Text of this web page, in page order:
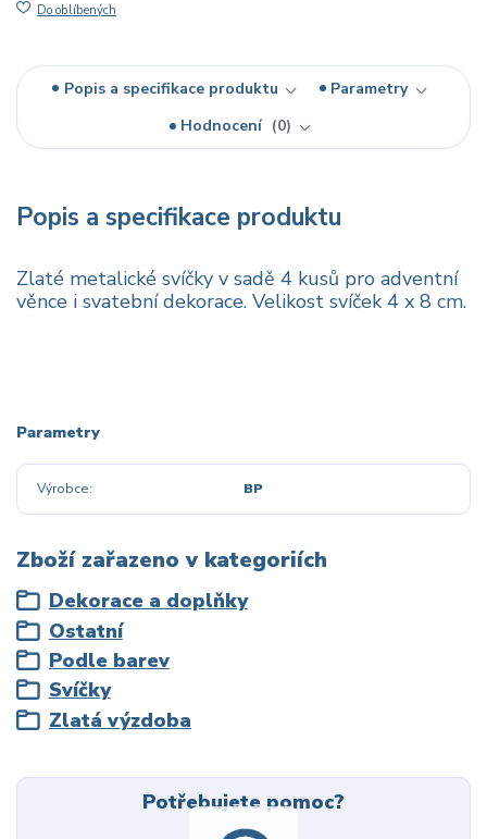
Do oblíbených
Popis a specifikace produktu
Parametry
Hodnocení
0
Popis a specifikace produktu
Zlaté metalické svíčky v sadě 4 kusů pro adventní
věnce i svatební dekorace. Velikost svíček 4 x 8 cm.
Parametry
Výrobce BP
Zboží zařazeno v kategoriích
Dekorace a doplňky
Ostatní
Podle barev
Svíčky
Zlatá výzdoba
Potřebujete pomoc?